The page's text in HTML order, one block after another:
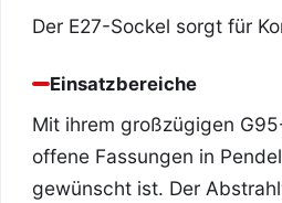
Der E27-Sockel sorgt für
Einsatzbereiche
Mit ihrem großzügigen
offene Fassungen in
gewünscht ist. Der